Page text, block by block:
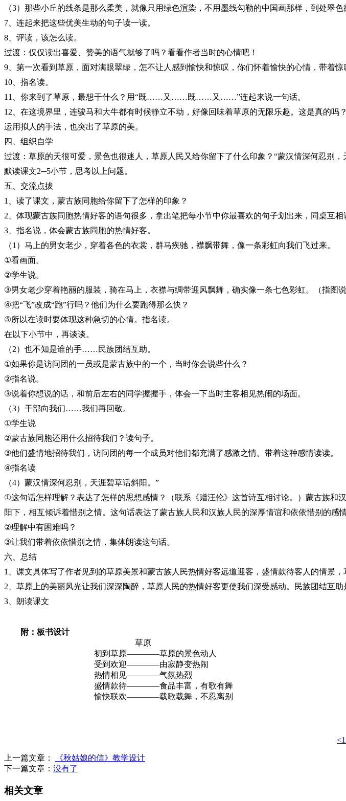
（3）那些小丘的线条是那么柔美，就像只用绿色渲染，不用墨线勾勒的中国画那样，到处翠色
7 、连起来把这些优美生动的句子读一读。
8 、评读，该怎么读。
过渡：仅仅读出喜爱、赞美的语气就够了吗？看看作者当时的心情吧！
9 、第一次看到草原，面对满眼翠绿，怎不让人感到愉快和惊叹，你们怀着愉快的心情，带着惊
10 、指名读。
11
、你来到了草原，最想干什么？用“既……又 ……既……又 ……”连起来说一句话。
12 、在这境界里，连骏马和大牛都有时候静立不动，好像回味着草原的无限乐趣。这是真的吗？
运用拟人的手法，也突出了草原的美。
四、组织自学
过渡：草原的天很可爱，景色也很迷人，草原人民又给你留下了什么印象？ “蒙汉情深何忍别，
默读课文2─5小节，思考以上问题。
五、交流点拔
1
、读了课文，蒙古族同胞给你留下了怎样的印象？
2 、体现蒙古族同胞热情好客的语句很多，拿出笔把每小节中你最喜欢的句子划出来，同桌互相
3 、指名说，体会蒙古族同胞的热情好客。
（1 ）马上的男女老少，穿着各色的衣裳，群马疾驰，襟飘带舞，像一条彩虹向我们飞过来。
①看画面。
②学生说。
③男女老少穿着艳丽的服装，骑在马上，衣襟与绸带迎风飘舞，确实像一条七色彩虹。（指图说
④把“飞”改成“跑”行吗？他们为什么要跑得那么快？
⑤所以在读时要体现这种急切的心情。指名读。
在以下小节中，再谈谈。
（2）也不知是谁的手……民族团结互助。
①如果你是访问团的一员或是蒙古族中的一个，当时你会说些什么？
②指名说。
③说着你想说的话，和前后左右的同学握握手，体会一下当时主客相见热闹的场面。
（3）干部向我们……我们再回敬。
①学生说
②蒙古族同胞还用什么招待我们？读句子。
③他们盛情地招待我们，访问团的每一个成员对他们都充满了感激之情。带着这种感情读读。
④指名读
（4）蒙汉情深何忍别，天涯碧草话斜阳。 ”
①这句话怎样理解？表达了怎样的思想感情？（联系《赠汪伦》这首诗互相讨论。）蒙古族
阳下，相互倾诉着惜别之情。这句话表达了蒙古族人民和汉族人民的深厚情谊和依依惜别的感情
②理解中有困难吗？
③让我们带着依依惜别之情，集体朗读这句话。
六、总结
1
、课文具体写了作者见到的草原美景和蒙古族人民热情好客远道迎客，盛情款待客人的情景
2 、草原上的美丽风光让我们深深陶醉，草原人民的热情好客更使我们深受感动。民族团结互助
3 、朗读课文
附：板书设计
草原
初到草原————草原的景色动人
受到欢迎————由寂静变热闹
热情相见————气氛热烈
盛情款待————食品丰富，有歌有舞
愉快联欢————载歌载舞，不忍离别
上一篇文章：
《秋姑娘的信》教学设计
下一篇文章： 没有了
相关文章